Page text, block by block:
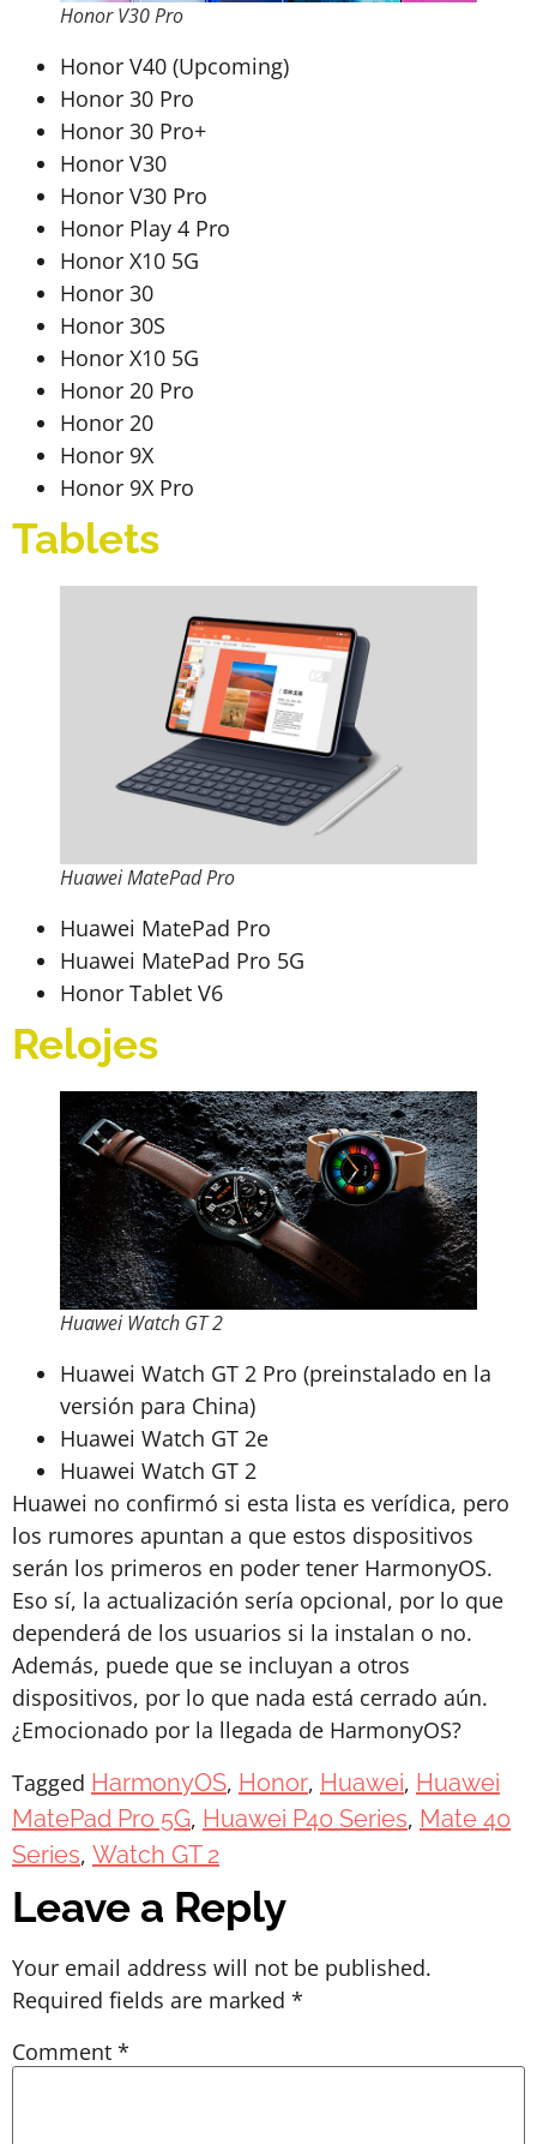
Honor V30 Pro
Honor V40 (Upcoming)
Honor 30 Pro
Honor 30 Pro+
Honor V30
Honor V30 Pro
Honor Play 4 Pro
Honor X10 5G
Honor 30
Honor 30S
Honor X10 5G
Honor 20 Pro
Honor 20
Honor 9X
Honor 9X Pro
Tablets
Huawei MatePad Pro
Huawei MatePad Pro
Huawei MatePad Pro 5G
Honor Tablet V6
Relojes
Huawei Watch GT 2
Huawei Watch GT 2 Pro (preinstalado en la
versión para China)
Huawei Watch GT 2e
Huawei Watch GT 2
Huawei no confirmó si esta lista es verídica, pero
los rumores apuntan a que estos dispositivos
serán los primeros en poder tener HarmonyOS.
Eso sí, la actualización sería opcional, por lo que
dependerá de los usuarios si la instalan o no.
Además, puede que se incluyan a otros
dispositivos, por lo que nada está cerrado aún.
¿Emocionado por la llegada de HarmonyOS?
Tagged HarmonyOS, Honor, Huawei, Huawei
MatePad Pro 5G, Huawei P40 Series, Mate 40
Series, Watch GT 2
Leave a Reply
Your email address will not be published.
Required fields are marked *
Comment *